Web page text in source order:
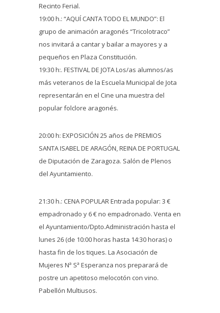
Recinto Ferial.
19:00 h.: “AQUÍ CANTA TODO EL MUNDO”: El
grupo de animación aragonés “Tricolotraco”
nos invitará a cantar y bailar a mayores y a
pequeños en Plaza Constitución.
19:30 h:. FESTIVAL DE JOTA Los/as alumnos/as
más veteranos de la Escuela Municipal de Jota
representarán en el Cine una muestra del
popular folclore aragonés.
20:00 h: EXPOSICIÓN 25 años de PREMIOS
SANTA ISABEL DE ARAGÓN, REINA DE PORTUGAL
de Diputación de Zaragoza. Salón de Plenos
del Ayuntamiento.
21:30 h.: CENA POPULAR Entrada popular: 3 €
empadronado y 6 € no empadronado. Venta en
el Ayuntamiento/Dpto.Administración hasta el
lunes 26 (de 10:00 horas hasta 14:30 horas) o
hasta fin de los tiques. La Asociación de
Mujeres Nª Sª Esperanza nos preparará de
postre un apetitoso melocotón con vino.
Pabellón Multiusos.